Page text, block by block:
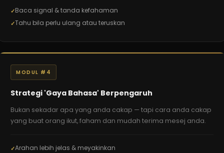
Baca signal & tanda kefahaman
Tahu bila perlu ulang atau teruskan
MODUL #4
Strategi 'Gaya Bahasa' Berpengaruh
Bukan sekadar apa yang anda cakap — tapi cara anda cakap
yang buat orang ikut, faham dan mudah terima mesej anda.
Arahan lebih jelas & meyakinkan